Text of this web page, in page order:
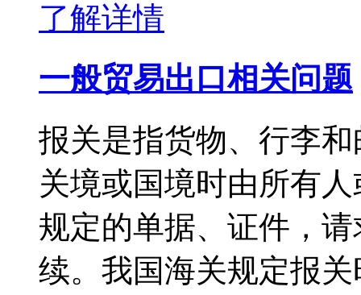
了解详情
一般贸易出口相关问题
报关是指货物、行李
关境或国境时由所有
规定的单据、证件，
续。我国海关规定报